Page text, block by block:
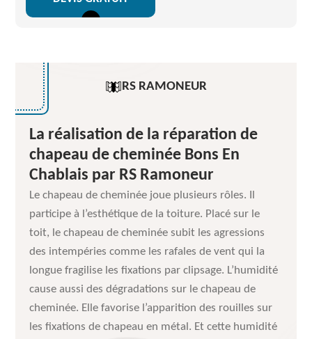
RS RAMONEUR
La réalisation de la réparation de
chapeau de cheminée Bons En
Chablais par RS Ramoneur
Le chapeau de cheminée joue plusieurs rôles. Il
participe à l’esthétique de la toiture. Placé sur le
toit, le chapeau de cheminée subit les agressions
des intempéries comme les rafales de vent qui la
longue fragilise les fixations par clipsage. L’humidité
cause aussi des dégradations sur le chapeau de
cheminée. Elle favorise l’apparition des rouilles sur
les fixations de chapeau en métal. Et cette humidité